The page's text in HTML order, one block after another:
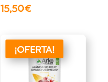
15,50€
¡OFERTA!